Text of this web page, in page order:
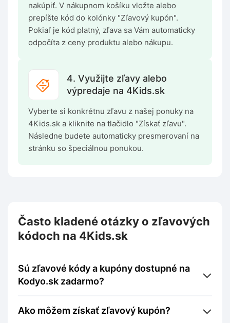
nakúpiť. V nákupnom košíku vložte alebo
prepíšte kód do kolónky "Zľavový kupón".
Pokiaľ je kód platný, zľava sa Vám automaticky
odpočíta z ceny produktu alebo nákupu.
4. Využijte zľavy alebo
výpredaje na 4Kids.sk
Vyberte si konkrétnu zľavu z našej ponuky na
4Kids.sk a kliknite na tlačidlo "Získať zľavu".
Následne budete automaticky presmerovaní na
stránku so špeciálnou ponukou.
Často kladené otázky o zľavových
kódoch na 4Kids.sk
Sú zľavové kódy a kupóny dostupné na
Kodyo.sk zadarmo?
Ako môžem získať zľavový kupón?